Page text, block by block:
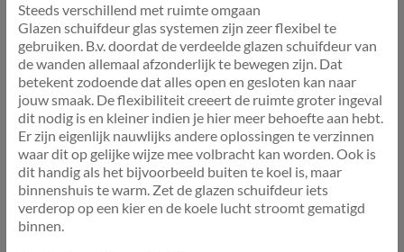
Steeds verschillend met ruimte omgaan
Glazen schuifdeur glas systemen zijn zeer flexibel te
gebruiken. B.v. doordat de verdeelde glazen schuifdeur van
de wanden allemaal afzonderlijk te bewegen zijn. Dat
betekent zodoende dat alles open en gesloten kan naar
jouw smaak. De flexibiliteit creeert de ruimte groter ingeval
dit nodig is en kleiner indien je hier meer behoefte aan hebt.
Er zijn eigenlijk nauwlijks andere oplossingen te verzinnen
waar dit op gelijke wijze mee volbracht kan worden. Ook is
dit handig als het bijvoorbeeld buiten te koel is, maar
binnenshuis te warm. Zet de glazen schuifdeur iets
verderop op een kier en de koele lucht stroomt gematigd
binnen.